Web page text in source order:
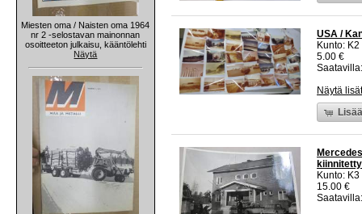
Miesten oma / Naisten oma 1964
nr 2 -selostavan mainonnan
osoitteeton julkaisu, kääntölehti
Näytä
USA /
Kunto:
5.00 €
Näytä
Kunto:
15.00 €